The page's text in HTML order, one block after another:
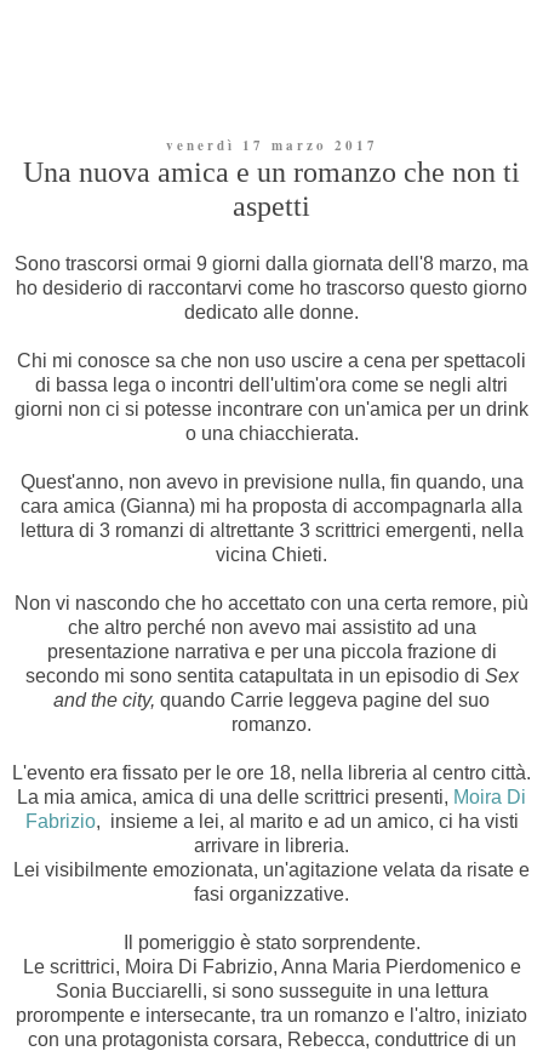
venerdì 17 marzo 2017
Una nuova amica e un romanzo che non ti
aspetti
Sono trascorsi ormai 9 giorni dalla giornata dell'8 marzo, ma
ho desiderio di raccontarvi come ho trascorso questo giorno
dedicato alle donne.
Chi mi conosce sa che non uso uscire a cena per spettacoli
di bassa lega o incontri dell'ultim'ora come se negli altri
giorni non ci si potesse incontrare con un'amica per un drink
o una chiacchierata.
Quest'anno, non avevo in previsione nulla, fin quando, una
cara amica (Gianna) mi ha proposta di accompagnarla alla
lettura di 3 romanzi di altrettante 3 scrittrici emergenti, nella
vicina Chieti.
Non vi nascondo che ho accettato con una certa remore, più
che altro perché non avevo mai assistito ad una
presentazione narrativa e per una piccola frazione di
secondo mi sono sentita catapultata in un episodio di Sex
and the city, quando Carrie leggeva pagine del suo
romanzo.
L'evento era fissato per le ore 18, nella libreria al centro città.
La mia amica, amica di una delle scrittrici presenti, Moira Di
Fabrizio, insieme a lei, al marito e ad un amico, ci ha visti
arrivare in libreria.
Lei visibilmente emozionata, un'agitazione velata da risate e
fasi organizzative.
Il pomeriggio è stato sorprendente.
Le scrittrici, Moira Di Fabrizio, Anna Maria Pierdomenico e
Sonia Bucciarelli, si sono susseguite in una lettura
prorompente e intersecante, tra un romanzo e l'altro, iniziato
con una protagonista corsara, Rebecca, conduttrice di un